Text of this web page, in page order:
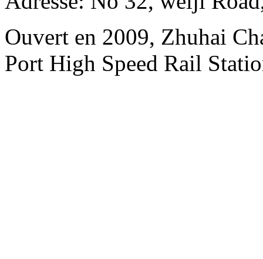
Ouvert en 2009, Zhuhai
Port High Speed Rail